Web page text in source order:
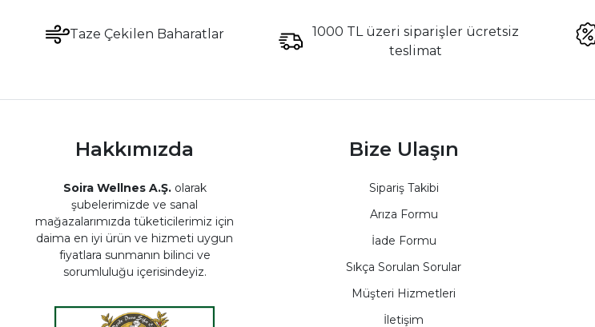
Taze Çekilen Baharatlar
1000 TL üzeri siparişler ücretsiz
teslimat
Hakkımızda
Soira Wellnes A.Ş.olarak
şubelerimizde ve sanal
mağazalarımızda tüketicilerimiz için
daima en iyi ürün ve hizmeti uygun
fiyatlara sunmanın bilinci ve
sorumluluğu içerisindeyiz.
Bize Ulaşın
Sipariş Takibi
Arıza Formu
İade Formu
Sıkça Sorulan Sorular
Müşteri Hizmetleri
İletişim